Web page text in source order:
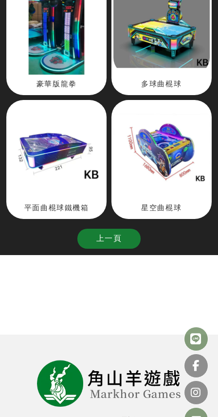
豪華版龍拳 多球曲棍球
平面曲棍球鐵機箱 星空曲棍球
上一頁